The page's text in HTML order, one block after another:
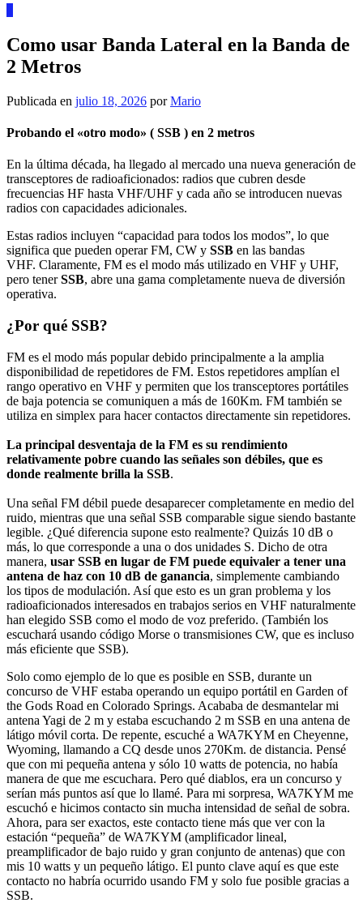
Como usar Banda Lateral en la Banda de
2 Metros
Publicada en julio 18, 2026 porMario
Probando el «otro modo» ( SSB ) en 2 metros
En la última década, ha llegado al mercado una nueva generación de
transceptores de radioaficionados: radios que cubren desde
frecuencias HF hasta VHF/UHF y cada año se introducen nuevas
radios con capacidades adicionales.
Estas radios incluyen “capacidad para todos los modos”, lo que
significa que pueden operar FM, CW y SSB en las bandas
VHF. Claramente, FM es el modo más utilizado en VHF y UHF,
pero tenerSSB, abre una gama completamente nueva de diversión
operativa.
¿Por qué SSB?
FM es el modo más popular debido principalmente a la amplia
disponibilidad de repetidores de FM. Estos repetidores amplían el
rango operativo en VHF y permiten que los transceptores portátiles
de baja potencia se comuniquen a más de 160Km. FM también se
utiliza en simplex para hacer contactos directamente sin repetidores.
La principal desventaja de la FM es su rendimiento
relativamente pobre cuando las señales son débiles, que es
donde realmente brilla la SSB.
Una señal FM débil puede desaparecer completamente en medio del
ruido, mientras que una señal SSB comparable sigue siendo bastante
legible. ¿Qué diferencia supone esto realmente? Quizás 10 dB o
más, lo que corresponde a una o dos unidades S. Dicho de otra
manera, usar SSB en lugar de FM puede equivaler a tener una
antena de haz con 10 dB de ganancia, simplemente cambiando
los tipos de modulación. Así que esto es un gran problema y los
radioaficionados interesados ​​en trabajos serios en VHF naturalmente
han elegido SSB como el modo de voz preferido. (También los
escuchará usando código Morse o transmisiones CW, que es incluso
más eficiente que SSB).
Solo como ejemplo de lo que es posible en SSB, durante un
concurso de VHF estaba operando un equipo portátil en Garden of
the Gods Road en Colorado Springs. Acababa de desmantelar mi
antena Yagi de 2 m y estaba escuchando 2 m SSB en una antena de
látigo móvil corta. De repente, escuché a WA7KYM en Cheyenne,
Wyoming, llamando a CQ desde unos 270Km. de distancia. Pensé
que con mi pequeña antena y sólo 10 watts de potencia, no había
manera de que me escuchara. Pero qué diablos, era un concurso y
serían más puntos así que lo llamé. Para mi sorpresa, WA7KYM me
escuchó e hicimos contacto sin mucha intensidad de señal de sobra.
Ahora, para ser exactos, este contacto tiene más que ver con la
estación “pequeña” de WA7KYM (amplificador lineal,
preamplificador de bajo ruido y gran conjunto de antenas) que con
mis 10 watts y un pequeño látigo. El punto clave aquí es que este
contacto no habría ocurrido usando FM y solo fue posible gracias a
SSB.